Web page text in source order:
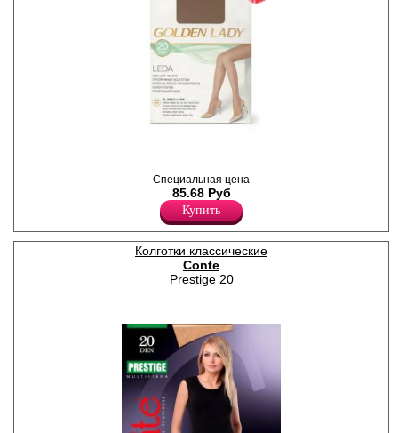
колготки с шортиками;
усиленный мысок, без
ластовицы.
Плотность 20ден
Полиамид 100%
Специальная цена
85.68 Руб
Купить
Колготки классические
Conte
Prestige 20